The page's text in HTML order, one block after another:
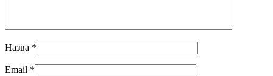
Назва *
Email *